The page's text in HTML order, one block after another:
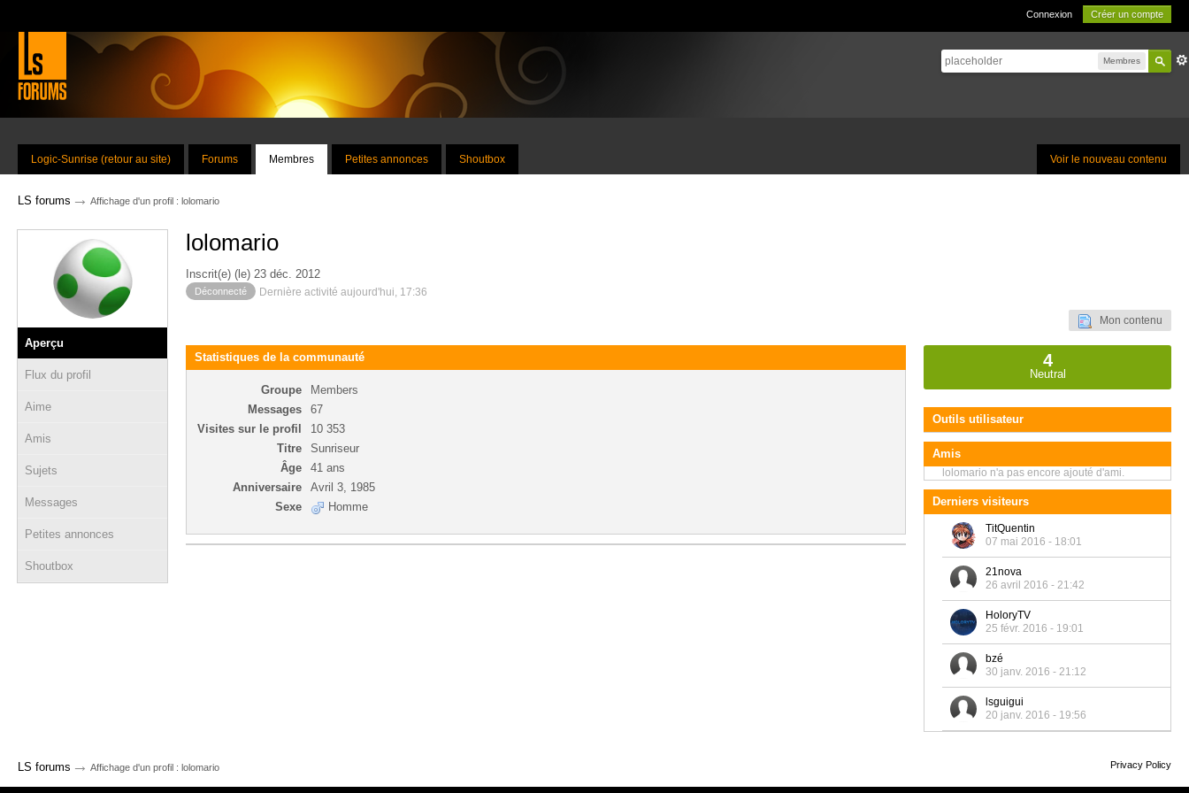
Connexion Créer un compte
Membres
Voir le nouveau contenu
Logic-Sunrise (retour au site) Forums Membres Petites annonces Shoutbox
LS forums → Affichage d'un profil : lolomario
Aperçu
Flux du profil
Aime
Amis
Sujets
Messages
Petites annonces
Shoutbox
lolomario
Inscrit(e) (le) 23 déc. 2012
Déconnecté Dernière activité aujourd'hui, 17:36
Mon contenu
Statistiques de la communauté
Groupe
Members
Messages
67
Visites sur le profil
10 353
Titre
Sunriseur
Âge
41 ans
Anniversaire
Avril 3, 1985
Sexe
Homme
4
Neutral
Outils utilisateur
Amis
lolomario n'a pas encore ajouté d'ami.
Derniers visiteurs
TitQuentin
07 mai 2016 - 18:01
21nova
26 avril 2016 - 21:42
HoloryTV
25 févr. 2016 - 19:01
bzé
30 janv. 2016 - 21:12
lsguigui
20 janv. 2016 - 19:56
LS forums → Affichage d'un profil : lolomario Privacy Policy